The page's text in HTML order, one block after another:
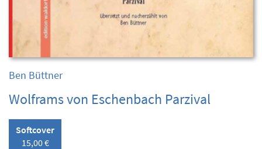
Ben Büttner
Wolframs von Eschenbach Parzival
Softcover
15,00 €